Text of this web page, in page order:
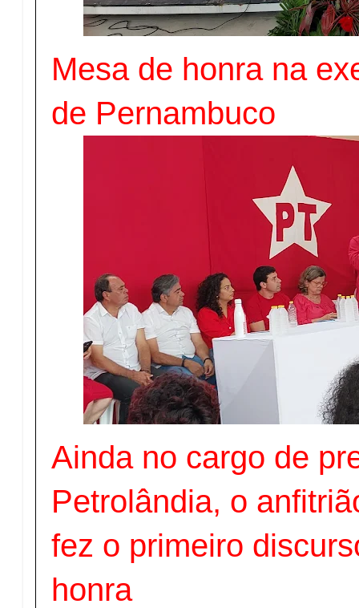
Mesa de honra na
de Pernambuco
Ainda no cargo de
Petrolândia, o
fez o primeiro
honra